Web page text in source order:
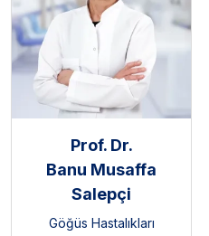
Prof. Dr.
Banu Musaffa
Salepçi
Göğüs Hastalıkları